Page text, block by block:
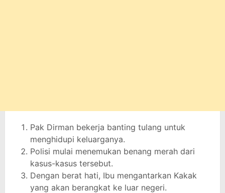
Pak Dirman bekerja banting tulang untuk
menghidupi keluarganya.
Polisi mulai menemukan benang merah dari
kasus-kasus tersebut.
Dengan berat hati, Ibu mengantarkan Kakak
yang akan berangkat ke luar negeri.